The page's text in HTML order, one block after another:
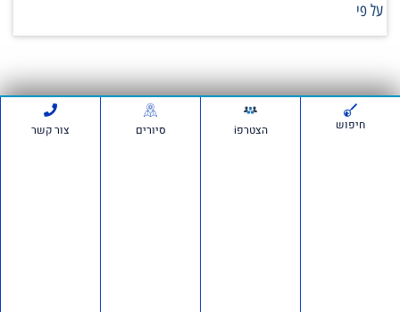
על פי
סרטונים:
חיפוש הצטרפi סיורים צור קשר